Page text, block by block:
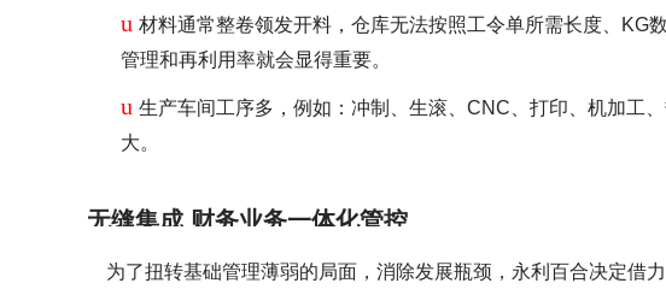
u 材料通常整卷领发开料，仓库无法按照工令单所需长度、KG
管理和再利用率就会显得重要。
u 生产车间工序多，例如：冲制、生滚、CNC、打印、机加
大。
无缝集成 财务业务一体化管控
为了扭转基础管理薄弱的局面，消除发展瓶颈，永利百合决定借